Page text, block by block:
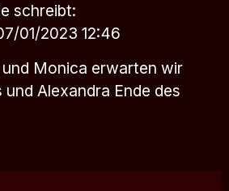
schreibt:
01/2023 12:46
Monica erwarten wir
Alexandra Ende des